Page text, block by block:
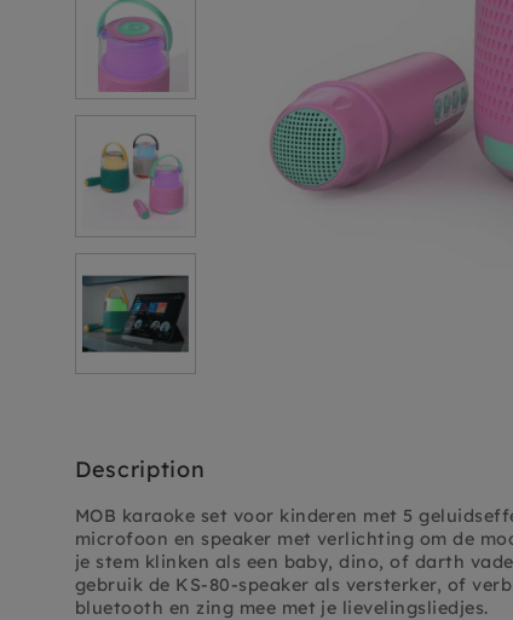
Description
MOB karaoke set voor kinderen met 5
microfoon en speaker met verlichting om de
je stem klinken als een baby, dino, of darth
gebruik de KS-80-speaker als versterker, of
bluetooth en zing mee met je lievelingsliedjes.